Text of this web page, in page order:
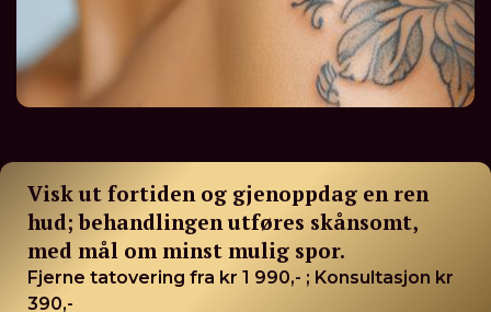
Visk ut fortiden og gjenoppdag en ren
hud; behandlingen utføres skånsomt,
med mål om minst mulig spor.
Fjerne tatovering fra kr 1 990,- ; Konsultasjon kr
390,-